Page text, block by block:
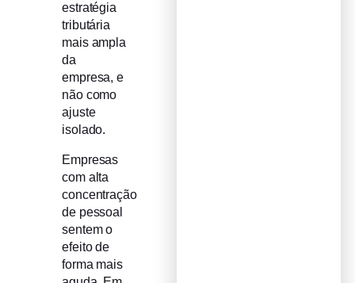
estratégia
tributária
mais ampla
da
empresa, e
não como
ajuste
isolado.
Empresas
com alta
concentração
de pessoal
sentem o
efeito de
forma mais